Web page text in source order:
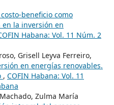
costo-beneficio como
la inversión en
Habana: Vol. 11 Núm. 2
Grisell Leyva Ferreiro,
en energías renovables.
, COFIN Habana: Vol. 11
Zulma María